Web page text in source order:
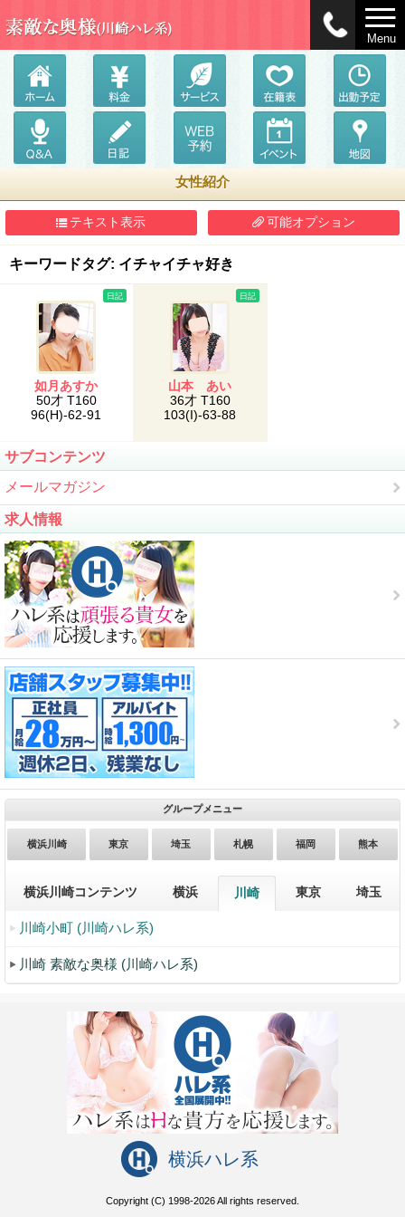
Menu
女性紹介
テキスト表示 可能オプション
キーワードタグ: イチャイチャ好き
如月あすか
50才 T160
96(H)-62-91
日記
山本 あい
36才 T160
103(I)-63-88
日記
サブコンテンツ
メールマガジン
求人情報
グループメニュー
横浜川崎 東京 埼玉 札幌 福岡 熊本
横浜川崎コンテンツ 横浜 川崎 東京 埼玉
川崎小町 (川崎ハレ系)
川崎 素敵な奥様 (川崎ハレ系)
横浜ハレ系
Copyright (C) 1998-2026 All rights reserved.